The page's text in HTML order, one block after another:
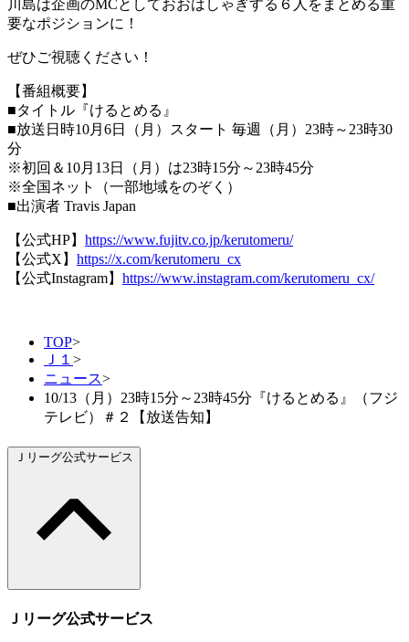
川島は企画のMCとしておおはしゃぎする６人をまとめる重
要なポジションに！
ぜひご視聴ください！
【番組概要】
■タイトル『けるとめる』
■放送日時10月6日（月）スタート 毎週（月）23時～23時30
分
※初回＆10月13日（月）は23時15分～23時45分
※全国ネット（一部地域をのぞく）
■出演者 Travis Japan
【公式HP】 https://www.fujitv.co.jp/kerutomeru/
【公式X】 https://x.com/kerutomeru_cx
【公式Instagram】 https://www.instagram.com/kerutomeru_cx/
TOP>
Ｊ１ >
ニュース>
10/13（月）23時15分～23時45分『けるとめる』（フジ
テレビ）＃２【放送告知】
Ｊリーグ公式サービス
Ｊリーグ公式サービス